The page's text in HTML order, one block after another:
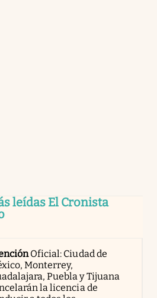
leídas El Cronista
Oficial: Ciudad de
Monterrey,
Puebla y Tijuana
la licencia de